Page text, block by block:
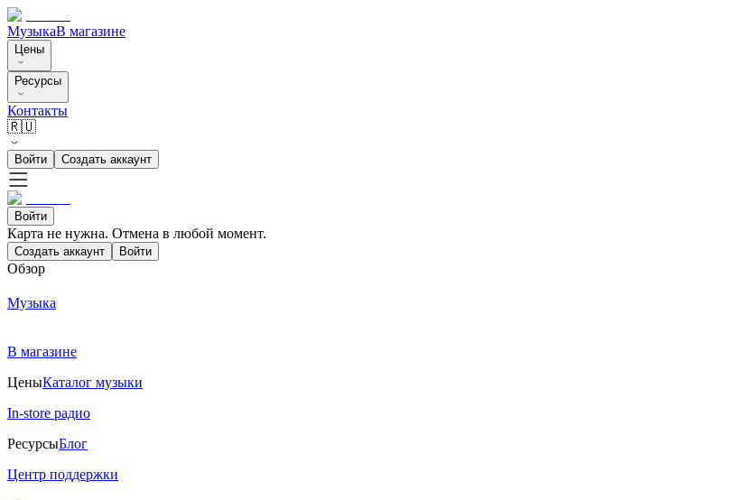
МузыкаВ магазине
Цены
Ресурсы
Контакты
🇷🇺
Войти Создать аккаунт
Войти
Карта не нужна. Отмена в любой момент.
Создать аккаунт Войти
Обзор
Музыка
В магазине
ЦеныКаталог музыки
In-store радио
РесурсыБлог
Центр поддержки